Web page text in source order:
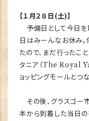
【１月２８日(土)】
予備日として今日を
日はみーんなお休み
たので、まだ行ったこ
タニア（The Royal
ョッピングモールとつ
その後、グラスゴー
本から到着した当日